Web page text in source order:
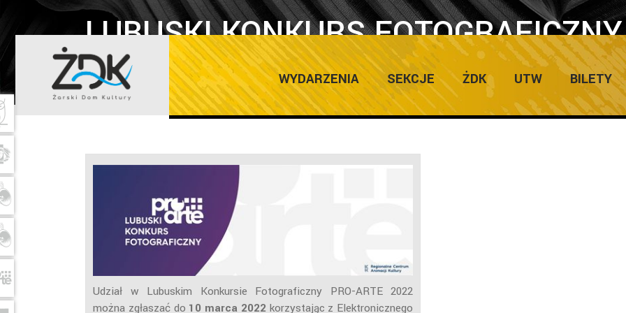
WYDARZENIA SEKCJE ŻDK UTW BILETY
LUBUSKI KONKURS FOTOGRAFICZNY
2022
Udział w Lubuskim Konkursie Fotograficzny PRO-ARTE 2022
można zgłaszać do 10 marca 2022 korzystając z Elektronicznego